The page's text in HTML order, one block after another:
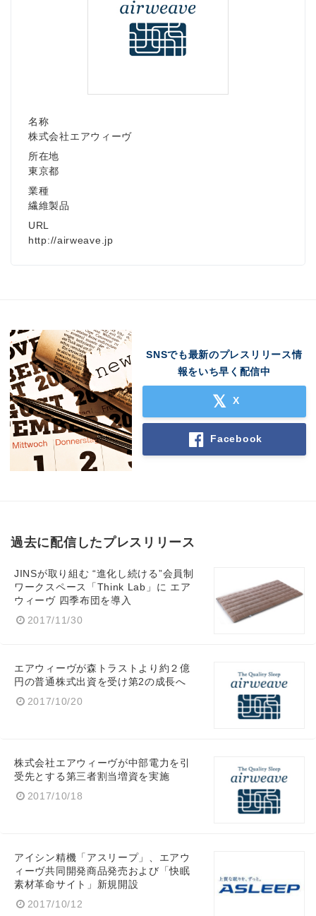
名称
株式会社エアウィーヴ
所在地
東京都
業種
繊維製品
URL
http://airweave.jp
SNSでも最新のプレスリリース情
報をいち早く配信中
X
Facebook
過去に配信したプレスリリース
JINSが取り組む “進化し続ける”会員制
ワークスペース「Think Lab」に エア
ウィーヴ 四季布団を導入
2017/11/30
エアウィーヴが森トラストより約２億
円の普通株式出資を受け第2の成長へ
2017/10/20
株式会社エアウィーヴが中部電力を引
受先とする第三者割当増資を実施
2017/10/18
アイシン精機「アスリープ」、エアウ
ィーヴ共同開発商品発売および「快眠
素材革命サイト」新規開設
2017/10/12
Japanese